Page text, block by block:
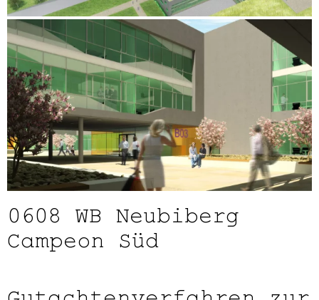
0608 WB Neubiberg
Campeon Süd